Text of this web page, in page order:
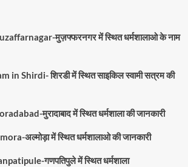
मुज़फ्फरनगर में स्थित धर्मशालाओ के नाम
in Shirdi- शिरडी में स्थित साइकिल स्वामी सत्रम की
मुरादाबाद में स्थित धर्मशाला की जानकारी
अल्मोड़ा में स्थित धर्मशालाओ की जानकारी
गणपतिपुले में स्थित धर्मशाला